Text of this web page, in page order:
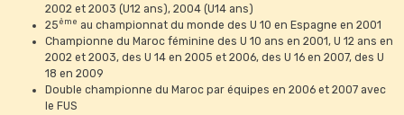
2002 et 2003 (U12 ans), 2004 (U14 ans)
25ème au championnat du monde des U 10 en Espagne en 2001
Championne du Maroc féminine des U 10 ans en 2001, U 12 ans en
2002 et 2003, des U 14 en 2005 et 2006, des U 16 en 2007, des U
18 en 2009
Double championne du Maroc par équipes en 2006 et 2007 avec
le FUS